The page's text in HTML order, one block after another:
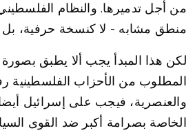
من أجل تدميرها. والنظام
منطق مشابه - لا كنسخة حرفية، بل
لكن هذا المبدأ يجب ألا يطبق بصورة
المطلوب من الأحزاب الفلسطينية
والعنصرية، فيجب على إسرائيل
الخاصة بصرامة أكبر ضد القوى